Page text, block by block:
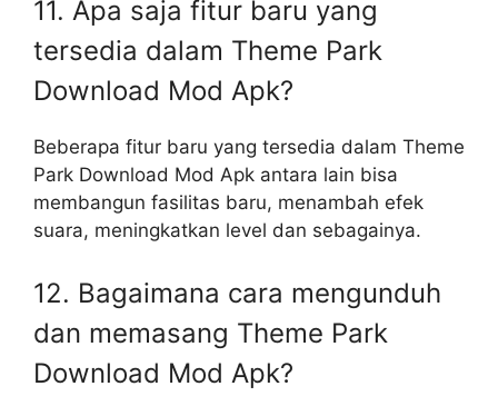
11. Apa saja fitur baru yang
tersedia dalam Theme Park
Download Mod Apk?
Beberapa fitur baru yang tersedia dalam Theme
Park Download Mod Apk antara lain bisa
membangun fasilitas baru, menambah efek
suara, meningkatkan level dan sebagainya.
12. Bagaimana cara mengunduh
dan memasang Theme Park
Download Mod Apk?